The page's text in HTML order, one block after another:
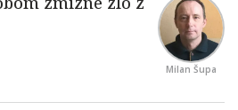
Milan Šupa